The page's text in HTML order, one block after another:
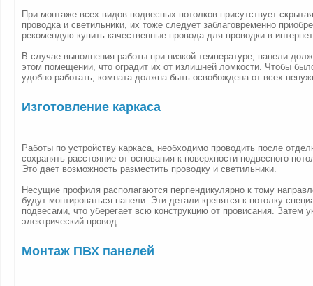
При монтаже всех видов подвесных потолков присутствует
проводка и светильники, их тоже следует заблаговременно
рекомендую купить качественные провода для проводки в
В случае выполнения работы при низкой температуре, панели
этом помещении, что оградит их от излишней ломкости. Чтобы
удобно работать, комната должна быть освобождена от всех
Изготовление каркаса
Работы по устройству каркаса, необходимо проводить после
сохранять расстояние от основания к поверхности подвесного
Это дает возможность разместить проводку и светильники.
Несущие профиля располагаются перпендикулярно к тому
будут монтироваться панели. Эти детали крепятся к потолку
подвесами, что уберегает всю конструкцию от провисания. Затем
электрический провод.
Монтаж ПВХ панелей